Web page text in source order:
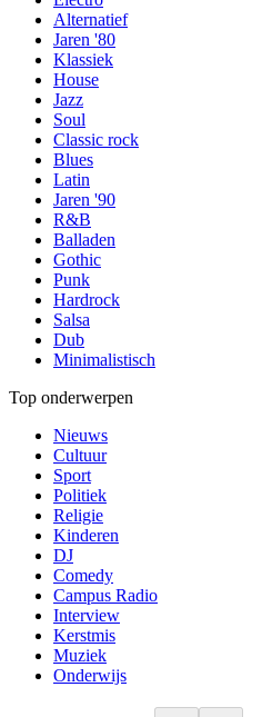
Alternatief
Jaren '80
Klassiek
House
Jazz
Soul
Classic rock
Blues
Latin
Jaren '90
R&B
Balladen
Gothic
Punk
Hardrock
Salsa
Dub
Minimalistisch
Top onderwerpen
Nieuws
Cultuur
Sport
Politiek
Religie
Kinderen
DJ
Comedy
Campus Radio
Interview
Kerstmis
Muziek
Onderwijs